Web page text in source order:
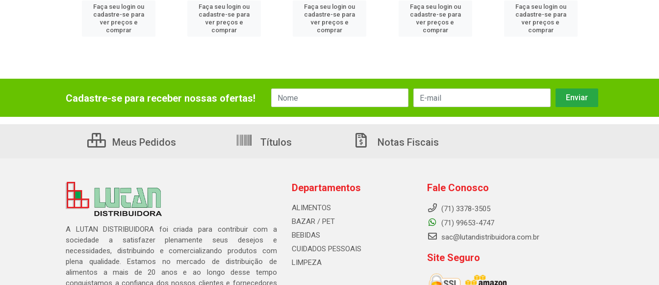
Faça seu login ou
cadastre-se para
ver preços e
comprar
Faça seu login ou
cadastre-se para
ver preços e
comprar
Faça seu login ou
cadastre-se para
ver preços e
comprar
Faça seu login ou
cadastre-se para
ver preços e
comprar
Faça seu login ou
cadastre-se para
ver preços e
comprar
Cadastre-se para receber nossas ofertas!
Meus Pedidos Títulos Notas Fiscais
A LUTAN DISTRIBUIDORA foi criada para contribuir com a
sociedade a satisfazer plenamente seus desejos e
necessidades, distribuindo e comercializando produtos com
plena qualidade. Estamos no mercado de distribuição de
alimentos a mais de 20 anos e ao longo desse tempo
conquistamos a confiança dos nossos clientes e fornecedores
Departamentos
ALIMENTOS
BAZAR / PET
BEBIDAS
CUIDADOS PESSOAIS
LIMPEZA
Fale Conosco
(71) 3378-3505
(71) 99653-4747
sac@lutandistribuidora.com.br
Site Seguro